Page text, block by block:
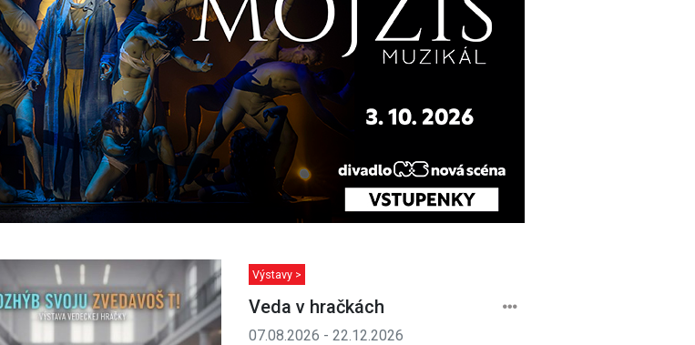
Výstavy >
Veda v hračkách
07.08.2026 - 22.12.2026